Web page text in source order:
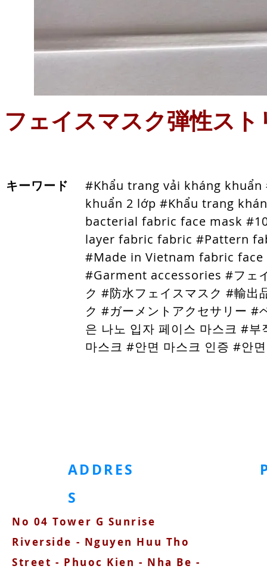
フェイスマスク弾性スト
キーワード
#Khẩu trang vải kháng
khuẩn 2 lớp #Khẩu trang
bacterial fabric face mask
layer fabric fabric #Pattern
#Made in Vietnam fabric
#Garment accessories #フェ
ク #防水フェイスマスク #輸出
ク #ガーメントアクセサリー
은 나노 입자 페이스 마스크 #
마스크 #안면 마스크 인증 #안
ADDRES
S
No 04 Tower G Sunrise
Riverside - Nguyen Huu Tho
Street - Phuoc Kien - Nha Be -